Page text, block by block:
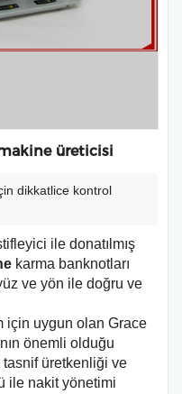
makine üreticisi
dikkatlice kontrol
ile donatılmış
karma banknotları
ve yön ile doğru ve
için uygun olan Grace
önemli olduğu
üretkenliği ve
ile nakit yönetimi